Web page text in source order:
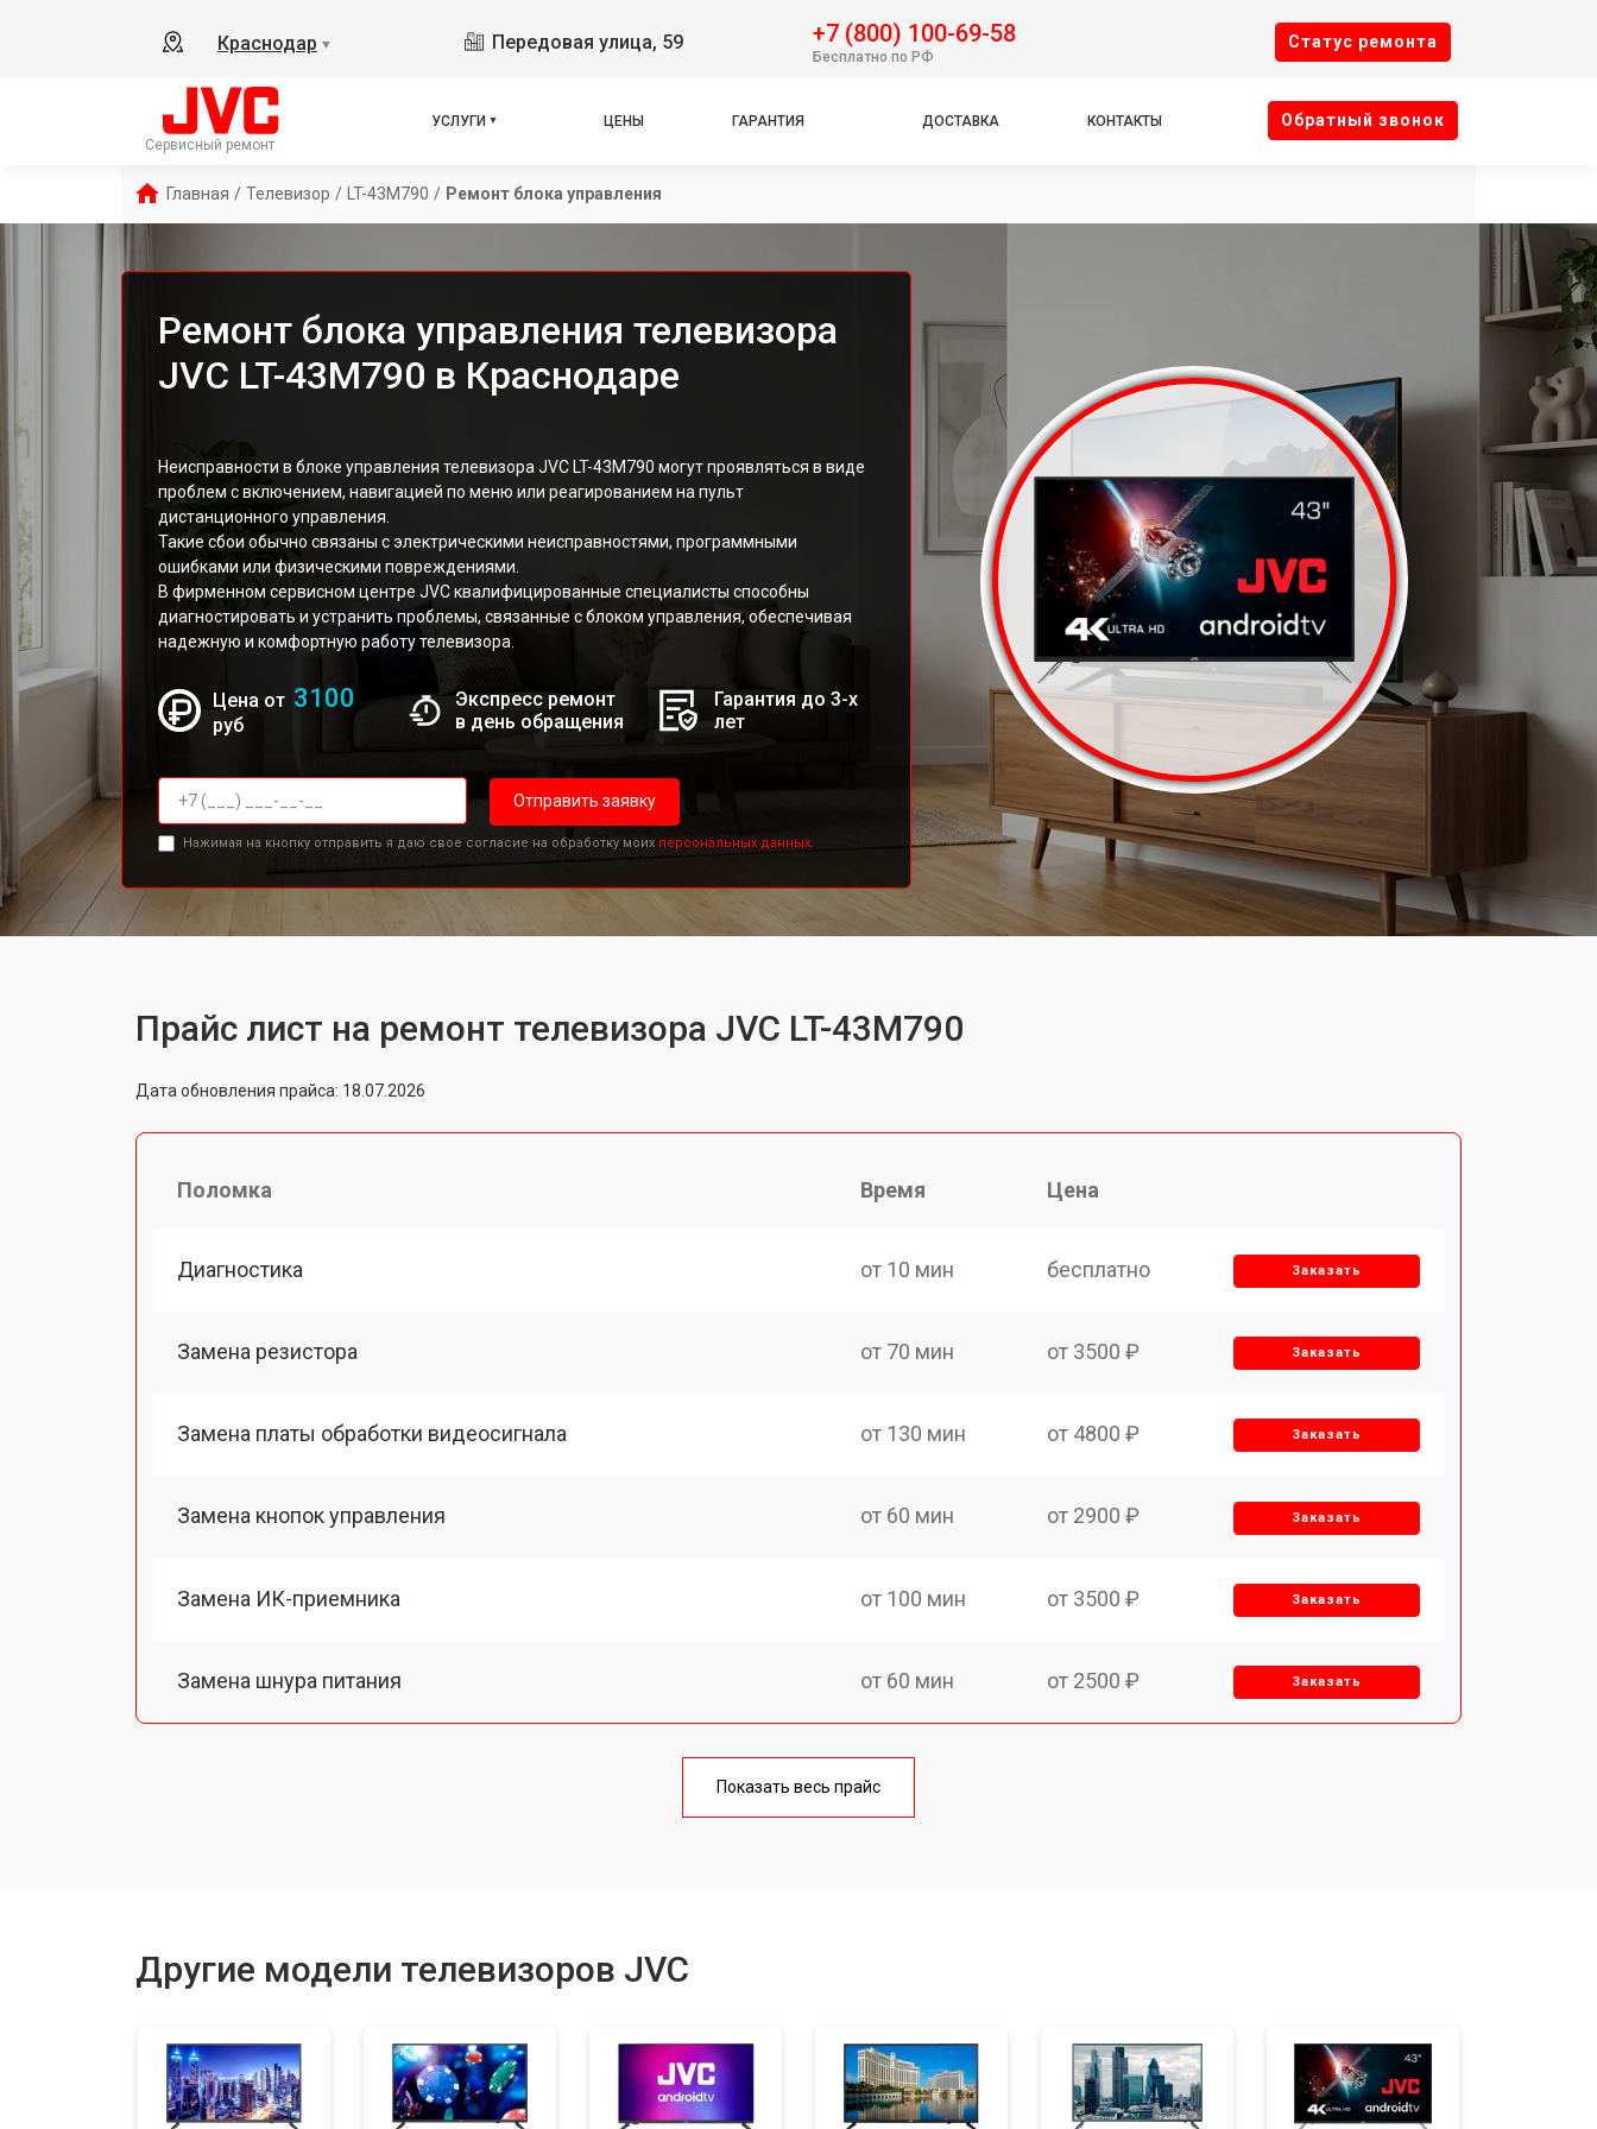
Краснодар ▼ Передовая улица, 59 +7 (800) 100-69-58
Бесплатно по РФ
Cтатус ремонта
Сервисный ремонт
УСЛУГИ ЦЕНЫ ГАРАНТИЯ ДОСТАВКА КОНТАКТЫ Oбратный звонок
Главная / Телевизор / LT-43M790 / Ремонт блока управления
Ремонт блока управления телевизора
JVC LT-43M790 в Краснодаре
Неисправности в блоке управления телевизора JVC LT-43M790 могут проявляться в виде
проблем с включением, навигацией по меню или реагированием на пульт
дистанционного управления.
Такие сбои обычно связаны с электрическими неисправностями, программными
ошибками или физическими повреждениями.
В фирменном сервисном центре JVC квалифицированные специалисты способны
диагностировать и устранить проблемы, связанные с блоком управления, обеспечивая
надежную и комфортную работу телевизора.
Цена от 3100
руб
Экспресс ремонт
в день обращения
Гарантия до 3-х
лет
Отправить заявку
Нажимая на кнопку отправить я даю свое согласие на обработку моих персональных данных.
Прайс лист на ремонт телевизора JVC LT-43M790
Дата обновления прайса: 18.07.2026
Поломка Время Цена
Диагностика от 10 мин бесплатно Заказать
Замена резистора от 70 мин от 3500 ₽ Заказать
Замена платы обработки видеосигнала от 130 мин от 4800 ₽ Заказать
Замена кнопок управления от 60 мин от 2900 ₽ Заказать
Замена ИК-приемника от 100 мин от 3500 ₽ Заказать
Замена шнура питания от 60 мин от 2500 ₽ Заказать
от 90 мин
Замена HDMI порта от 80 мин от 2600 ₽ Заказать
Показать весь прайс
Другие модели телевизоров JVC